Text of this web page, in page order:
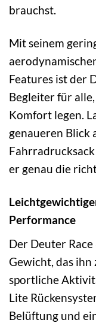
brauchst.
Mit seinem
Features ist der
Begleiter für
Komfort legen.
genaueren Blick
er genau die
Performance
Der Deuter
Gewicht, das
sportliche
Lite
Belüftung und